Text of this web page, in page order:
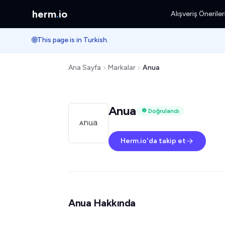
herm.io Alışveriş Önerileri
🌐This page is in Turkish.
Ana Sayfa Markalar Anua
Anua Doğrulandı
Herm.io'da takip et
Anua Hakkında